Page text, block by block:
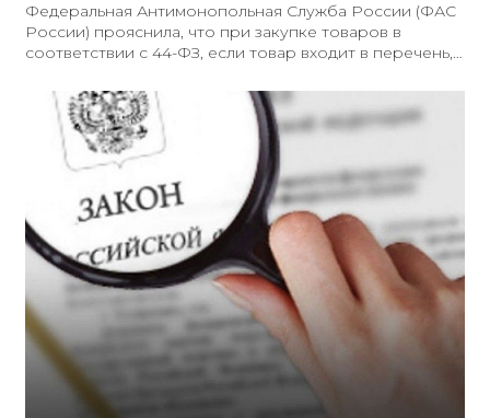
Федеральная Антимонопольная Служба России (ФАС
России) прояснила, что при закупке товаров в
соответствии с 44-ФЗ, если товар входит в перечень,
необходимо указать ограничения в извещении о
проведении закупки согласно Постановлению № 878.
Такое разъяснение ФАС России содержится в ответе
на запрос относительно законности отсутствия
установленных ограничений в соответствии с
Постановлением № 878 при проведении закупок
работ (услуг), при которых поставляется товар из
перечня радиоэлектронной продукции